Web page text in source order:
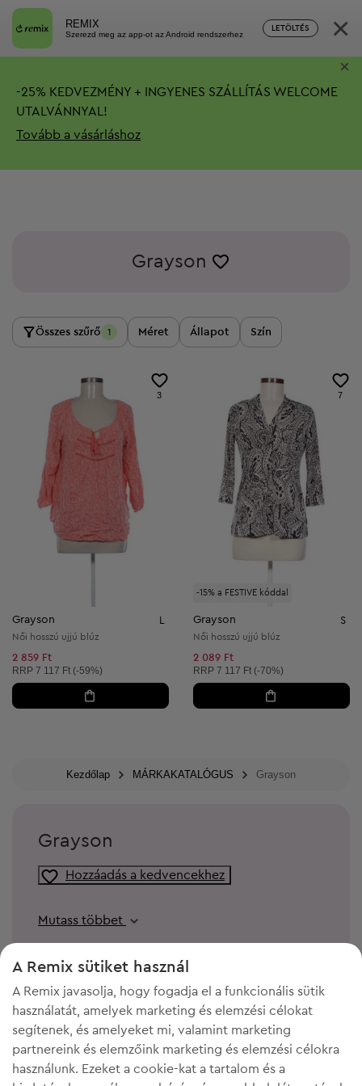
REMIX
Szerezd meg az app-ot az Android rendszerhez
LETÖLTÉS ×
-25% KEDVEZMÉNY + INGYENES SZÁLLÍTÁS WELCOME
UTALVÁNNYAL!
Tovább a vásárláshoz
×
Grayson
Összes szűrő 1 Méret Állapot Szín
3
Grayson
Női hosszú ujjú blúz
2 859 Ft
Ajánlott ár:
RRP 7 117 Ft (-59%)
-15% a FESTIVE kóddal
7
Grayson S
Női hosszú ujjú blúz
2 089 Ft
Ajánlott ár:
RRP 7 117 Ft (-70%)
Kezdőlap MÁRKAKATALÓGUS Grayson
Grayson
Hozzáadás a kedvencekhez
Mutass többet
A Remix sütiket használ
A Remix javasolja, hogy fogadja el a funkcionális sütik
használatát, amelyek marketing és elemzési célokat
segítenek, és amelyeket mi, valamint marketing
partnereink és elemzőink marketing és elemzési célokra
használunk. Ezeket a cookie-kat a tartalom és a